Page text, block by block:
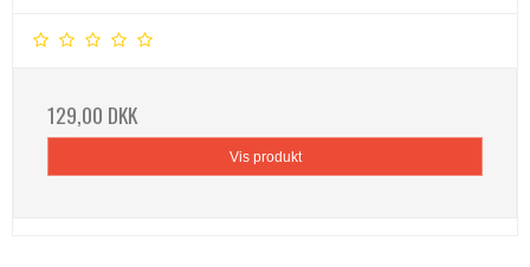
129,00 DKK
Vis produkt